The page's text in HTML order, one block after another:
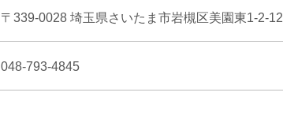
〒339-0028 埼玉県さいたま市岩槻区美園東1-2-12
048-793-4845